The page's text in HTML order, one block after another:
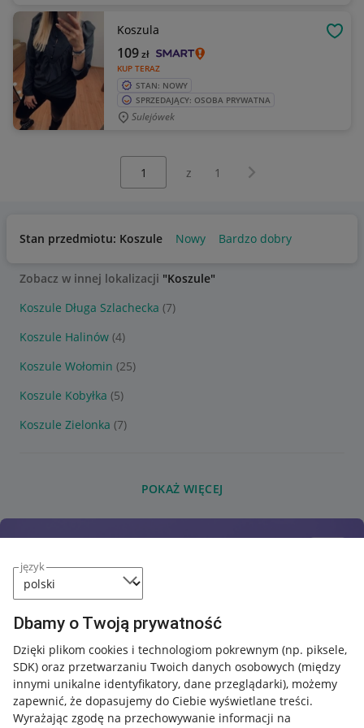
język
Dbamy o Twoją prywatność
Dzięki plikom cookies i technologiom pokrewnym (np. piksele,
SDK) oraz przetwarzaniu Twoich danych osobowych (między
innymi unikalne identyfikatory, dane przeglądarki), możemy
zapewnić, że dopasujemy do Ciebie wyświetlane treści.
Wyrażając zgodę na przechowywanie informacji na
Koszula
KUP TERAZ
109zł
STAN: NOWY
SPRZEDAJĄCY: OSOBA PRYWATNA
Sulejówek
z 1 Następna strona
Stan przedmiotu: Koszule Nowy Bardzo dobry
Zobacz w innej lokalizacji "Koszule"
Koszule Długa Szlachecka (7)
Koszule Halinów (4)
Koszule Wołomin (25)
Koszule Kobyłka (5)
Koszule Zielonka (7)
POKAŻ WIĘCEJ